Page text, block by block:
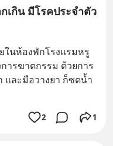
เกิน มีโรคประจำตัว
ในห้องพักโรงแรมหรู
ารฆาตกรรม ด้วยการ
และมือวางยา ก็ซดน้ำ
2 1